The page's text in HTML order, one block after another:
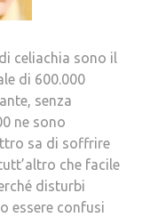
celiachia sono il
di 600.000
senza
ne sono
sa di soffrire
che facile
disturbi
essere confusi